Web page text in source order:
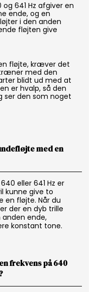
641 Hz afgiver en
ende, og en
i den anden
fløjten give
fløjte, kræver det
med den
blidt ud med at
er hvalp, så den
den som noget
med en
eller 641 Hz er
kunne give to
en fløjte. Når du
der en dyb trille
ende,
konstant tone.
frekvens på 640